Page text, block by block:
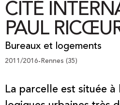
CITÉ
PAUL
Bureaux et logements
2011/2016- Rennes (35)
La parcelle est située à